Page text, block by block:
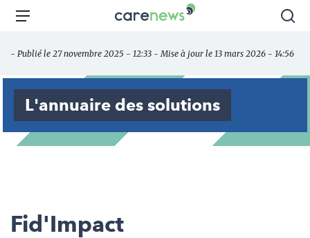
Aller
principal
Carenews,
des
acteurs
l'engagement
Menu
- Publié le 27 novembre 2025 - 12:33 - Mise à jour le 13 mars 2026 - 14:56
L'annuaire des solutions
Fid'Impact